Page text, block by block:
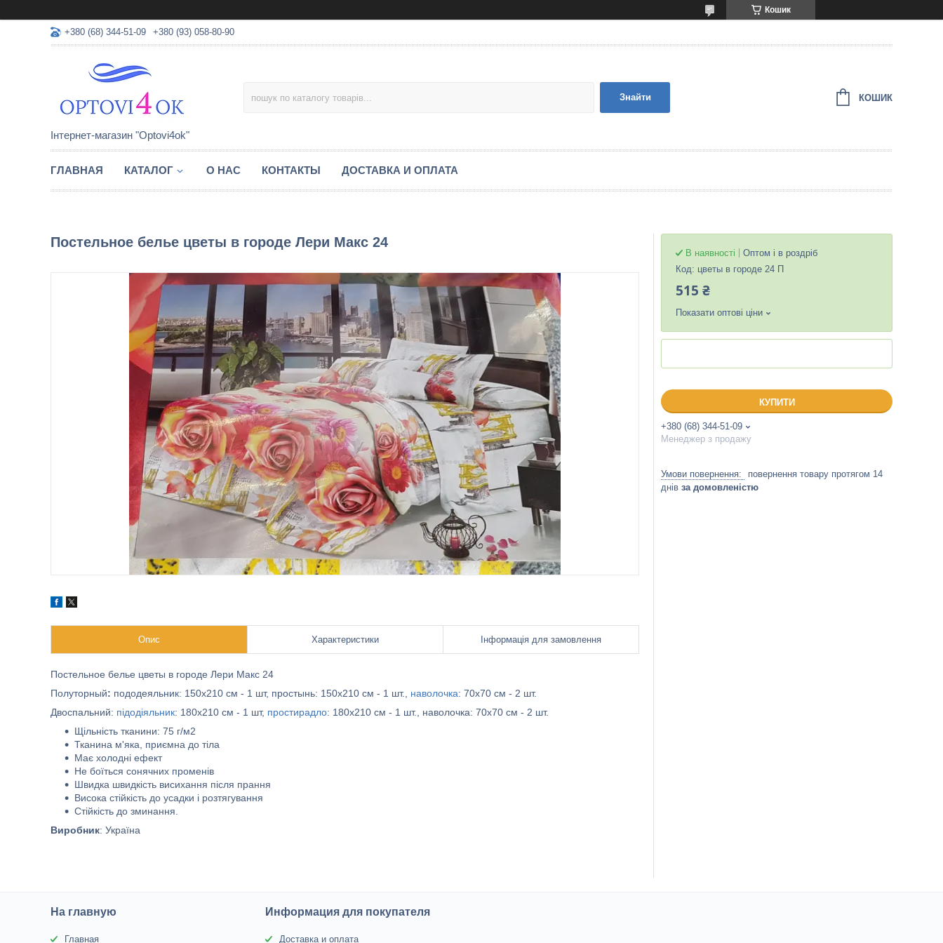
Кошик
+380 (68) 344-51-09 +380 (93) 058-80-90
Інтернет-магазин "Optovi4ok"
Знайти КОШИК
ГЛАВНАЯ КАТАЛОГ О НАС КОНТАКТЫ ДОСТАВКА И ОПЛАТА
Постельное белье цветы в городе Лери Макс 24
Опис Характеристики Інформація для замовлення
Постельное белье цветы в городе Лери Макс 24
Полуторный: пододеяльник: 150х210 см - 1 шт, простынь: 150х210 см - 1 шт., наволочка: 70х70 см - 2 шт.
Двоспальний: підодіяльник: 180х210 см - 1 шт, простирадло: 180х210 см - 1 шт., наволочка: 70х70 см - 2 шт.
Щільність тканини: 75 г/м2
Тканина м'яка, приємна до тіла
Має холодні ефект
Не боїться сонячних променів
Швидка швидкість висихання після прання
Висока стійкість до усадки і розтягування
Стійкість до зминання.
Виробник: Україна
В наявності
Оптом і в роздріб
Код: цветы в городе 24 П
515 ₴
Показати оптові ціни
КУПИТИ
+380 (68) 344-51-09
Менеджер з продажу
повернення товару протягом 14
днів за домовленістю
На главную
Главная
Информация для покупателя
Доставка и оплата